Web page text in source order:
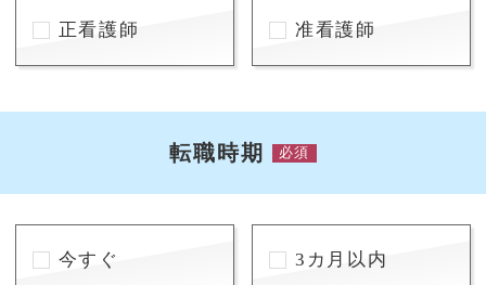
正看護師 准看護師
転職時期 必須
今すぐ 3カ月以内